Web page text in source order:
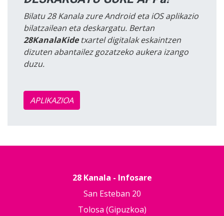
Bilatu 28 Kanala zure Android eta iOS aplikazio
bilatzailean eta deskargatu. Bertan
28KanalaKidetxartel digitalak eskaintzen
dizuten abantailez gozatzeko aukera izango
duzu.
APLIKAZIOA
28 Kanala - Infosare
San Esteban 20
Tolosa (Gipuzkoa)